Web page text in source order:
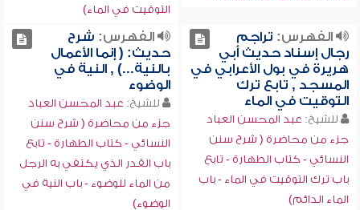
التوقيت في الماء)
الفهرس: تراجم
رجال إسناد حديث أبي
هريرة في بول الأعرابي في
المسجد , تابع ترك
التوقيت في الماء
للشيخ: عبد المحسن العباد
جزء من محاضرة ( شرح سنن
النسائي - كتاب الطهارة - تابع
باب ترك التوقيت في الماء - باب
الماء الدائم)
الفهرس: شرح
حديث: ( إنما الأعمال
بالنية...) , النية في
الوضوء
للشيخ: عبد المحسن العباد
جزء من محاضرة ( شرح سنن
النسائي - كتاب الطهارة - تابع
باب القدر الذي يكتفي به الرجل
من الماء للوضوء - باب النية في
الوضوء)